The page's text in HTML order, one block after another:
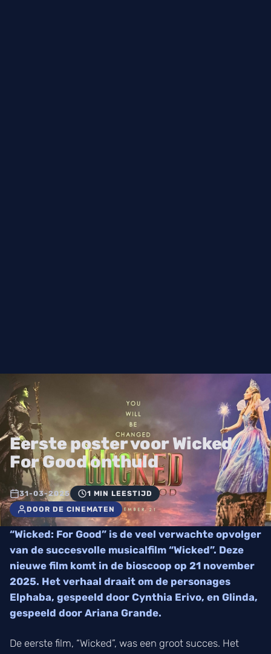
Eerste poster voor Wicked
For Good onthuld
31-03-2025
1 MIN LEESTIJD
DOOR DE CINEMATEN
“Wicked: For Good” is de veel verwachte opvolger
van de succesvolle musicalfilm “Wicked”. Deze
nieuwe film komt in de bioscoop op 21 november
2025. Het verhaal draait om de personages
Elphaba, gespeeld door Cynthia Erivo, en Glinda,
gespeeld door Ariana Grande.
De eerste film, “Wicked”, was een groot succes. Het